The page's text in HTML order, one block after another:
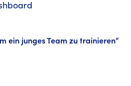
ein junges Team zu trainieren”